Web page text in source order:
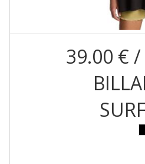
39.00 €